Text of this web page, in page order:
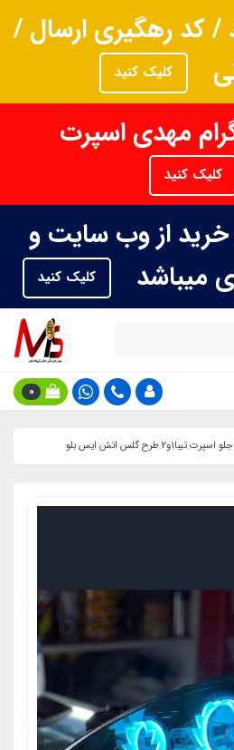
کد رهگیری ارسال /
کلیک کنید
مهدی اسپرت
کلیک کنید
خرید از وب سایت و
میباشد
کلیک کنید
0
تیبا1و2 طرح گلس اتش ایس بلو